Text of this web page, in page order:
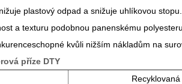
plastový odpad a snižuje uhlíkovou stopu.
a texturu podobnou panenskému polyesteru.
kvůli nižším nákladům na
příze DTY